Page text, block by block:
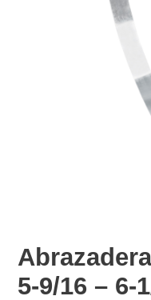
5-9/16 – 6-